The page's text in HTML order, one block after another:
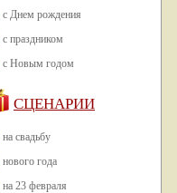
с Днем рождения
с праздником
с Новым годом
СЦЕНАРИИ
на свадьбу
нового года
на 23 февраля